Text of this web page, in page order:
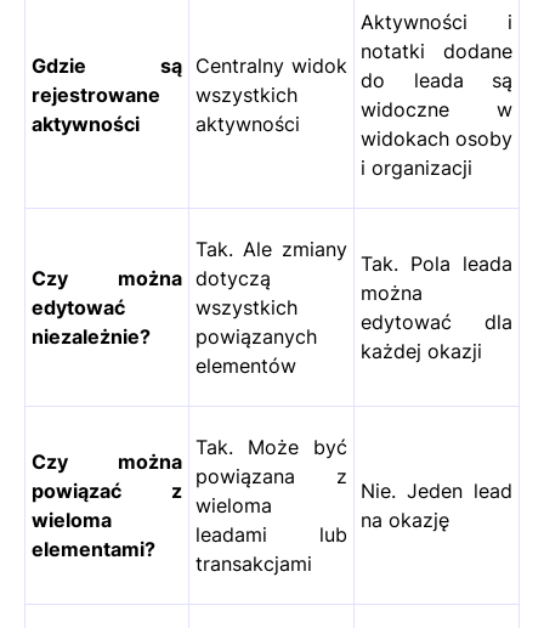
Gdzie są
rejestrowane
aktywności
Centralny widok
wszystkich
aktywności
Aktywności i
notatki dodane
do leada są
widoczne w
widokach osoby
i organizacji
Czy można
edytować
niezależnie?
Tak. Ale zmiany
dotyczą
wszystkich
powiązanych
elementów
Tak. Pola leada
można
edytować dla
każdej okazji
Czy można
powiązać z
wieloma
elementami?
Tak. Może być
powiązana z
wieloma
leadami lub
transakcjami
Nie. Jeden lead
na okazję